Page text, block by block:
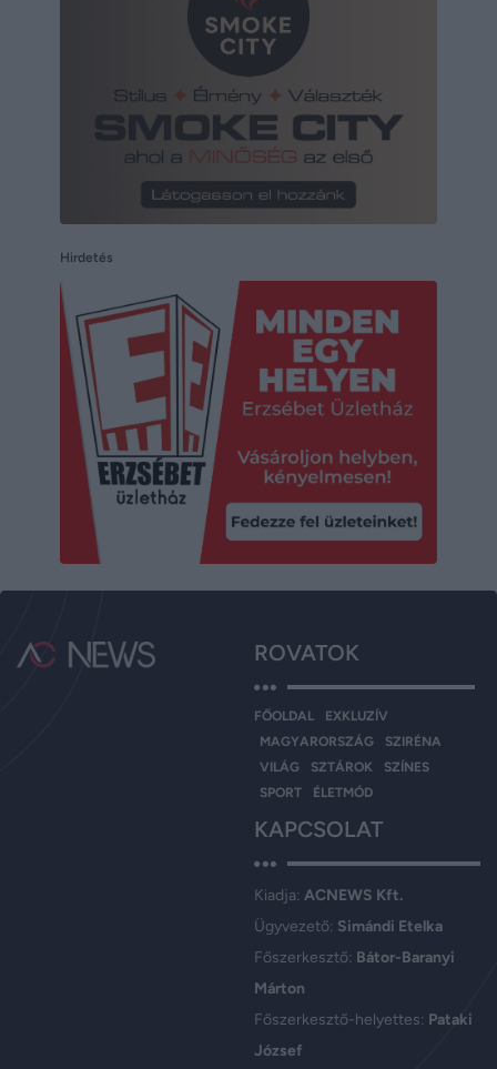
Hirdetés
ROVATOK
FŐOLDAL
EXKLUZÍV
MAGYARORSZÁG
SZIRÉNA
VILÁG
SZTÁROK
SZÍNES
SPORT
ÉLETMÓD
KAPCSOLAT
Kiadja: ACNEWS Kft.
Ügyvezető: Simándi Etelka
Főszerkesztő: Bátor-Baranyi
Márton
Főszerkesztő-helyettes: Pataki
József